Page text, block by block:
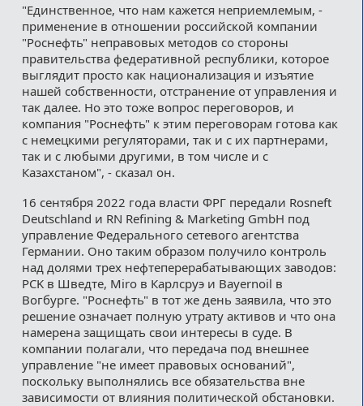
"Единственное, что нам кажется неприемлемым, -
применение в отношении российской компании
"Роснефть" неправовых методов со стороны
правительства федеративной республики, которое
выглядит просто как национализация и изъятие
нашей собственности, отстранение от управления и
так далее. Но это тоже вопрос переговоров, и
компания "Роснефть" к этим переговорам готова как
с немецкими регуляторами, так и с их партнерами,
так и с любыми другими, в том числе и с
Казахстаном", - сказал он.
16 сентября 2022 года власти ФРГ передали Rosneft
Deutschland и RN Refining & Marketing GmbH под
управление Федерального сетевого агентства
Германии. Оно таким образом получило контроль
над долями трех нефтеперерабатывающих заводов:
PCK в Шведте, Miro в Карлсруэ и Bayernoil в
Вогбурге. "Роснефть" в тот же день заявила, что это
решение означает полную утрату активов и что она
намерена защищать свои интересы в суде. В
компании полагали, что передача под внешнее
управление "не имеет правовых оснований",
поскольку выполнялись все обязательства вне
зависимости от влияния политической обстановки.